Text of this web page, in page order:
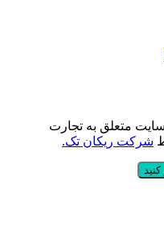
متعلق به تجارت
شرکت ریکان تک.